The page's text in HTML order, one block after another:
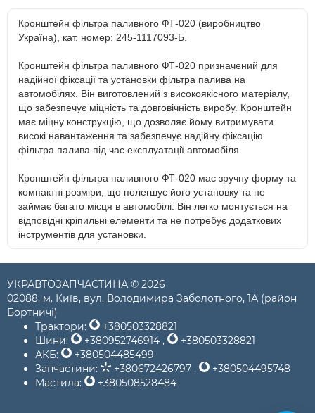
Кронштейн фільтра паливного ФТ-020 (виробництво
Україна), кат. номер: 245-1117093-Б.
Кронштейн фільтра паливного ФТ-020 призначений для
надійної фіксації та установки фільтра палива на
автомобілях. Він виготовлений з високоякісного матеріалу,
що забезпечує міцність та довговічність виробу. Кронштейн
має міцну конструкцію, що дозволяє йому витримувати
високі навантаження та забезпечує надійну фіксацію
фільтра палива під час експлуатації автомобіля.
Кронштейн фільтра паливного ФТ-020 має зручну форму та
компактні розміри, що полегшує його установку та не
займає багато місця в автомобілі. Він легко монтується на
відповідні кріпильні елементи та не потребує додаткових
інструментів для установки.
УКРАВТОЗАПЧАСТИНА © 2026
02088, м. Київ, вул. Володимира Заболотного, 1А (район
Бортничі)
Трактори:
+380503328821
Шини:
+380952746914 ,
+380503328821
АКБ:
+380504485499
Запчастини:
+380672426797 ,
+380504495748
Мастила:
+380508528484